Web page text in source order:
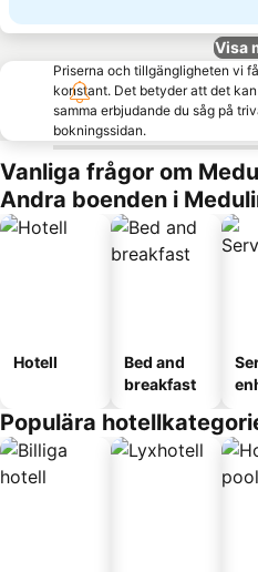
Visa
Priserna och tillgängligheten vi
konstant. Det betyder att det
samma erbjudande du såg på
bokningssidan.
Vanliga frågor om
Andra boenden i
Hotell
Bed and
breakfast
Populära